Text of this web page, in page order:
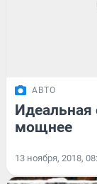
АВТО
мощнее
13 ноября, 2018,